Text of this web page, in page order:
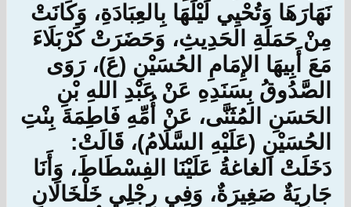
نَهَارَهَا وَتُحْيِي لَيْلَهَا بِالعِبَادَةِ، وَكَانَتْ
مِنْ حَمَلَةِ الحَدِيثِ، وَحَضَرَتْ كَرْبَلَاءَ
مَعَ أَبِيهَا الإِمَامِ الحُسَيْنِ (عَ)، رَوَى
الصَّدُوقُ بِسَنَدِهِ عَنْ عَبْدِ اللهِ بْنِ
الحَسَنِ المُثَنَّى، عَنْ أُمِّهِ فَاطِمَةَ بِنْتِ
الحُسَيْنِ (عَلَيْهِ السَّلَامُ)، قَالَتْ:
دَخَلَتْ الغاغةُ عَلَيْنَا الفِسْطَاطَ، وَأَنَا
جَارِيَةٌ صَغِيرَةٌ، وَفِي رِجْلِي خَلْخَالَانِ